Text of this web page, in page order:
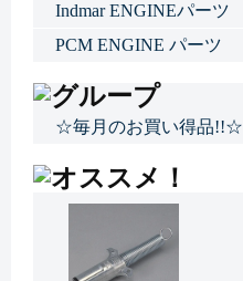
Indmar ENGINEパーツ
PCM ENGINE パーツ
☆毎月のお買い得品!!☆